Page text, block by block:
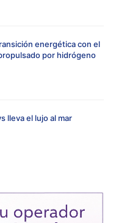
energética con el
por hidrógeno
lleva el lujo al mar